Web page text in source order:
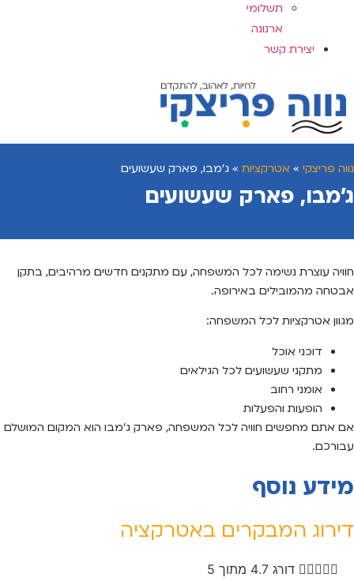
תשלומי
ארנונה
יצירת קשר
נווה פריצקי » אטרקציות » ג'מבו, פארק שעשועים
ג’מבו, פארק שעשועים
חוויה עוצרת נשימה לכל המשפחה, עם מתקנים חדשים מרהיבים, בתקן
אבטחה מהמובילים באירופה.
מגוון אטרקציות לכל המשפחה:
דוכני אוכל
מתקני שעשועים לכל הגילאים
אומני רחוב
הופעות והפעלות
אם אתם מחפשים חוויה לכל המשפחה, פארק ג’מבו הוא המקום המושלם
עבורכם.
מידע נוסף
דירוג המבקרים באטרקציה
 דורג 4.7 מתוך 5